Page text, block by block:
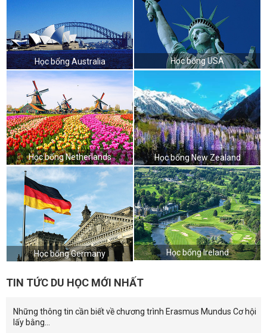
Học bổng Australia Học bổng USA
Học bổng Netherlands Học bổng New Zealand
Học bổng Germany Học bổng Ireland
TIN TỨC DU HỌC MỚI NHẤT
Những thông tin cần biết về chương trình Erasmus Mundus Cơ hội
lấy bằng...